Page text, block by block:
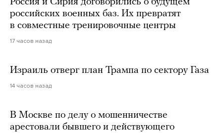
Россия и Сирия договорились о будущем
российских военных баз. Их превратят
в совместные тренировочные центры
17 часов назад
Израиль отверг план Трампа по сектору Газа
14 часов назад
В Москве по делу о мошенничестве
арестовали бывшего и действующего